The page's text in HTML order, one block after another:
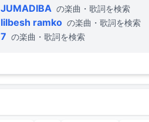
JUMADIBA の楽曲・歌詞を検索
lilbesh ramko の楽曲・歌詞を検索
7 の楽曲・歌詞を検索